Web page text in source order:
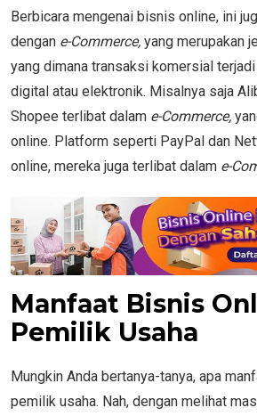
Berbicara mengenai bisnis online, ini
dengan e-Commerce, yang merupakan
yang dimana transaksi komersial
digital atau elektronik. Misalnya saja
Shopee terlibat dalam e-Commerce,
online. Platform seperti PayPal dan
online, mereka juga terlibat dalam e-
Manfaat Bisnis
Pemilik Usaha
Mungkin Anda bertanya-tanya, apa
pemilik usaha. Nah, dengan melihat